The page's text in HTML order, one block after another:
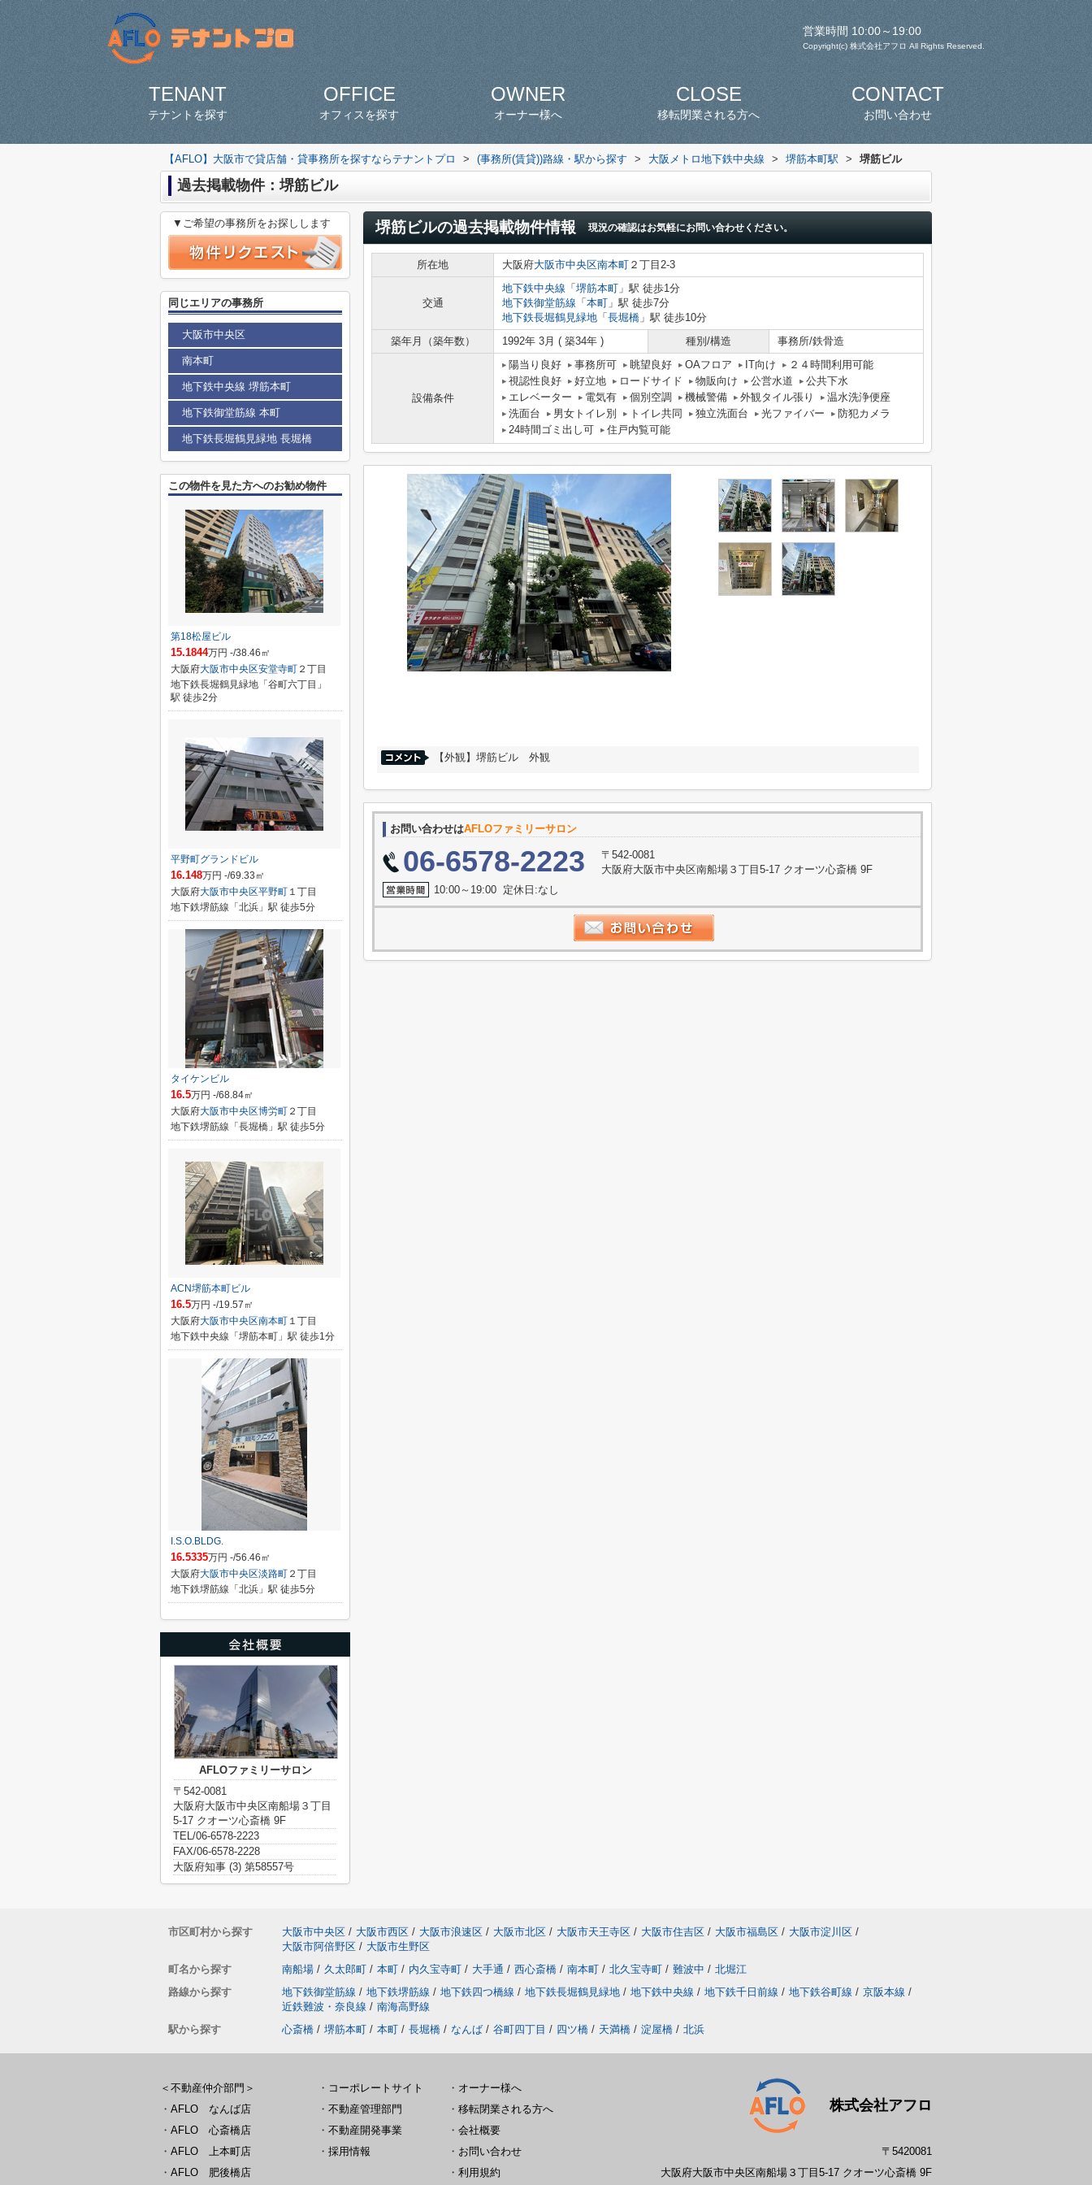
営業時間 10:00～19:00
Copyright(c) 株式会社アフロ All Rights Reserved.
TENANT
テナントを探す
OFFICE
オフィスを探す
OWNER
オーナー様へ
CLOSE
移転閉業される方へ
CONTACT
お問い合わせ
【AFLO】大阪市で貸店舗・貸事務所を探すならテナントプロ > (事務所(賃貸))路線・駅から探す > 大阪メトロ地下鉄中央線 > 堺筋本町駅 > 堺筋ビル
過去掲載物件：堺筋ビル
堺筋ビルの過去掲載物件情報 現況の確認はお気軽にお問い合わせください。
所在地 大阪府大阪市中央区南本町 ２丁目2-3
交通
地下鉄中央線 「 堺筋本町 」駅 徒歩1分
地下鉄御堂筋線 「 本町 」駅 徒歩7分
地下鉄長堀鶴見緑地 「 長堀橋 」駅 徒歩10分
築年月（築年数）
1992年 3月 ( 築34年 ) 種別/構造 事務所/鉄骨造
設備条件
陽当り良好 事務所可 眺望良好 OAフロア IT向け
２４時間利用可能
視認性良好
好立地 ロードサイド 物販向け 公営水道
公共下水
エレベーター
電気有 個別空調 機械警備 外観タイル張り
温水洗浄便座
洗面台
男女トイレ別 トイレ共同 独立洗面台 光ファイバー
防犯カメラ
24時間ゴミ出し可
住戸内覧可能
【外観】堺筋ビル 外観
お問い合わせはAFLOファミリーサロン
06-6578-2223
〒542-0081
大阪府大阪市中央区南船場３丁目5-17 クオーツ心斎橋 9F
10:00～19:00 定休日:なし
▼ご希望の事務所をお探しします
同じエリアの事務所
大阪市中央区
南本町
地下鉄中央線 堺筋本町
地下鉄御堂筋線 本町
地下鉄長堀鶴見緑地 長堀橋
この物件を見た方へのお勧め物件
第18松屋ビル
15.1844万円 -/38.46㎡
大阪府大阪市中央区安堂寺町 ２丁目
地下鉄長堀鶴見緑地「谷町六丁目」
駅 徒歩2分
平野町グランドビル
16.148万円 -/69.33㎡
大阪府大阪市中央区平野町 １丁目
地下鉄堺筋線「北浜」駅 徒歩5分
タイケンビル
16.5万円 -/68.84㎡
大阪府大阪市中央区博労町 ２丁目
地下鉄堺筋線「長堀橋」駅 徒歩5分
ACN堺筋本町ビル
16.5万円 -/19.57㎡
大阪府大阪市中央区南本町 １丁目
地下鉄中央線「堺筋本町」駅 徒歩1分
I.S.O.BLDG.
16.5335万円 -/56.46㎡
大阪府大阪市中央区淡路町 ２丁目
地下鉄堺筋線「北浜」駅 徒歩5分
AFLOファミリーサロン
〒542-0081
大阪府大阪市中央区南船場３丁目
5-17 クオーツ心斎橋 9F
TEL/06-6578-2223
FAX/06-6578-2228
大阪府知事 (3) 第58557号
市区町村から探す 大阪市中央区 / 大阪市西区 / 大阪市浪速区 / 大阪市北区 / 大阪市天王寺区 / 大阪市住吉区 / 大阪市福島区 / 大阪市淀川区 /
大阪市阿倍野区 / 大阪市生野区
町名から探す
南船場 / 久太郎町 / 本町 / 内久宝寺町 / 大手通 / 西心斎橋 / 南本町 / 北久宝寺町 / 難波中 / 北堀江
路線から探す
地下鉄御堂筋線 / 地下鉄堺筋線 / 地下鉄四つ橋線 / 地下鉄長堀鶴見緑地 / 地下鉄中央線 / 地下鉄千日前線 / 地下鉄谷町線 / 京阪本線 /
近鉄難波・奈良線 / 南海高野線
駅から探す
心斎橋 / 堺筋本町 / 本町 / 長堀橋 / なんば / 谷町四丁目 / 四ツ橋 / 天満橋 / 淀屋橋 / 北浜
＜不動産仲介部門＞
・ AFLO なんば店
・ AFLO 心斎橋店
・ AFLO 上本町店
・ AFLO 肥後橋店
・ コーポレートサイト
・ 不動産管理部門
・ 不動産開発事業
・ 採用情報
・ オーナー様へ
・ 移転閉業される方へ
・ 会社概要
・ お問い合わせ
・ 利用規約
株式会社アフロ
〒5420081
大阪府大阪市中央区南船場３丁目5-17 クオーツ心斎橋 9F